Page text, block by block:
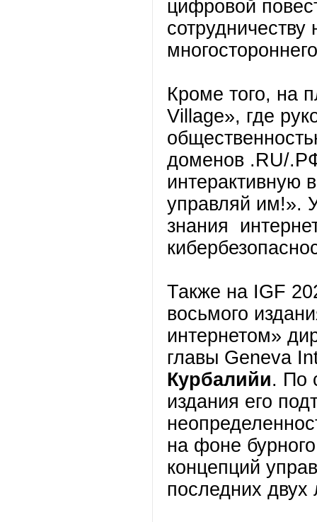
цифровой
Кроме того, на
Village», где
доменов .RU/
интерактивную
управляй им!».
знания
Также на IGF
восьмого
интернетом»
главы Geneva
Курбалийи. По
издания его
на фоне
концепций
последних двух